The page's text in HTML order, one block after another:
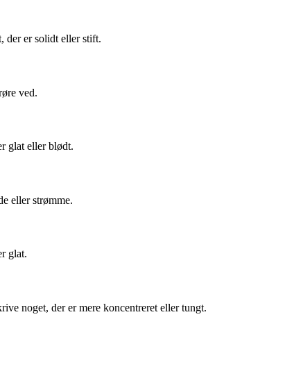
der er solidt eller stift.
ved.
glat eller blødt.
eller strømme.
glat.
noget, der er mere koncentreret eller tungt.